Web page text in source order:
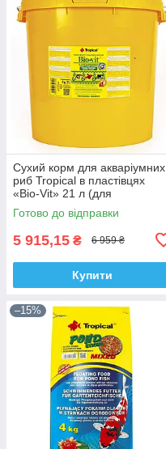
Сухий корм для акваріумних
риб Tropical в пластівцях
«Bio-Vit» 21 л (для
травоїдних риб)
Готово до відправки
5 915,15 ₴ 6 959 ₴
Купити
–15%